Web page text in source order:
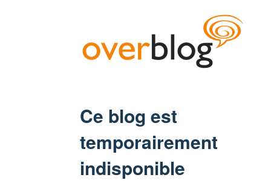
Ce blog est
temporairement
indisponible